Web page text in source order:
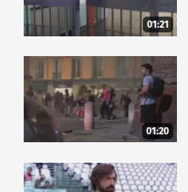
01:21
01:20